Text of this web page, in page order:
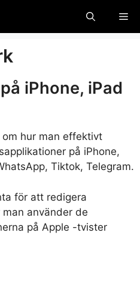
iPhone, iPad
hur man effektivt
på iPhone,
Tiktok, Telegram.
för att redigera
använder de
på Apple -tvister